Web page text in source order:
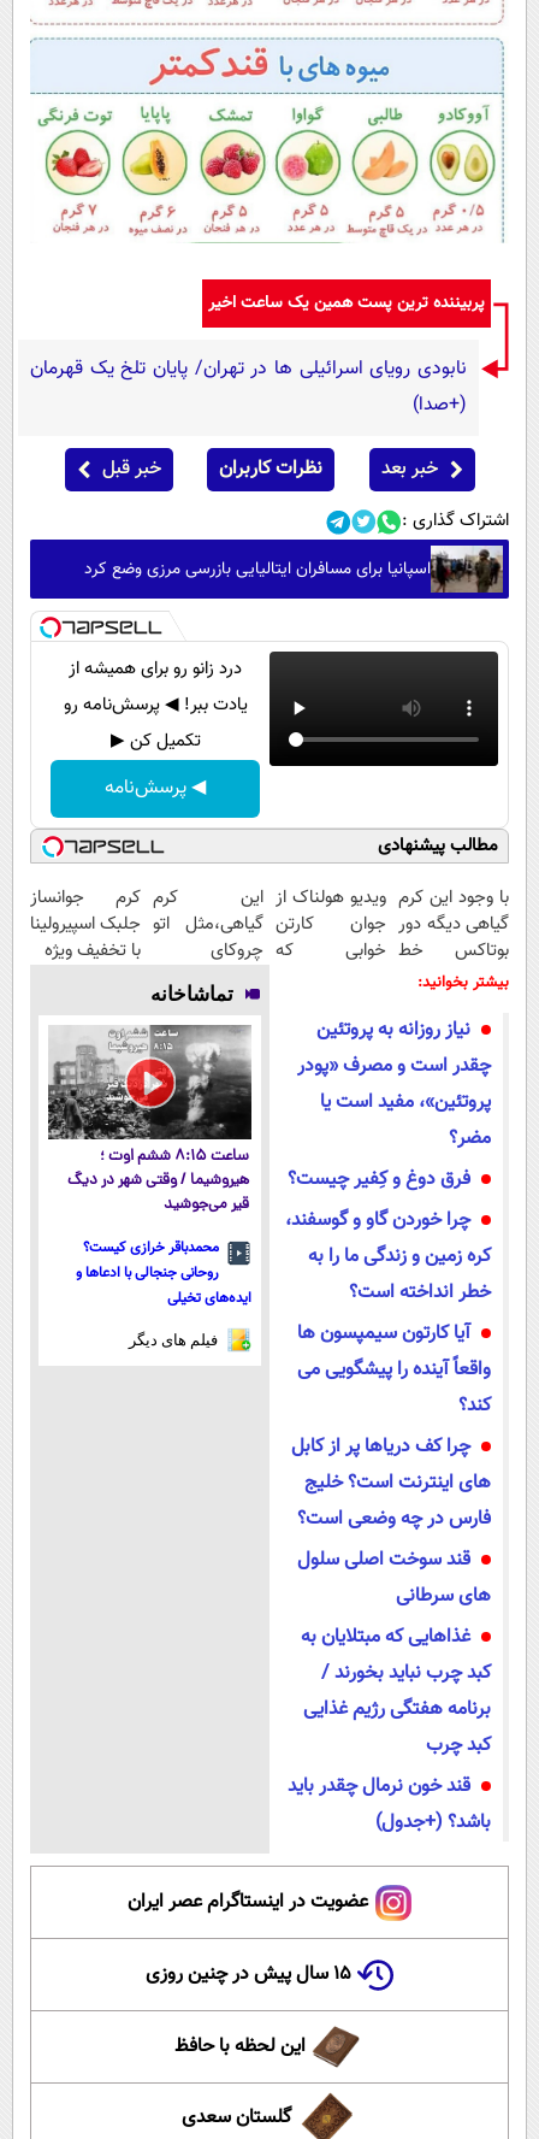
پربیننده ترین پست همین یک ساعت اخیر
نابودی رویای اسرائیلی ها در تهران/ پایان تلخ یک قهرمان
(+صدا)
خبر بعد نظرات کاربران خبر قبل
اشتراک گذاری :
اسپانیا برای مسافران ایتالیایی بازرسی مرزی وضع کرد
درد زانو رو برای همیشه از
یادت ببر! ◀ پرسش‌نامه رو
تکمیل کن ▶
◀ پرسش‌نامه
مطالب پیشنهادی
با وجود این کرم
گیاهی دیگه دور
بوتاکس خط
قرمز بکش!
ویدیو هولناک از
جوان کارتن
خوابی که
این کرم
گیاهی،مثل اتو
چروکای
پوستتوصاف
میکنه!50%تخفیف
کرم جوانساز
جلبک اسپیرولینا
با تخفیف ویژه
بیشتر بخوانید:
نیاز روزانه به پروتئین
چقدر است و مصرف «پودر
پروتئین»، مفید است یا
مضر؟
فرق دوغ و کِفیر چیست؟
چرا خوردن گاو و گوسفند،
کره زمین و زندگی ما را به
خطر انداخته است؟
آیا کارتون سیمپسون ها
واقعاً آینده را پیشگویی می
کند؟
چرا کف دریاها پر از کابل
های اینترنت است؟ خلیج
فارس در چه وضعی است؟
قند سوخت اصلی سلول
های سرطانی
غذاهایی که مبتلایان به
کبد چرب نباید بخورند /
برنامه هفتگی رژیم غذایی
کبد چرب
قند خون نرمال چقدر باید
باشد؟ (+جدول)
تماشاخانه
ساعت ۸:۱۵ ششم اوت ؛
هیروشیما / وقتی شهر در دیگ
قیر می‌جوشید
محمدباقر خرازی کیست؟
روحانی جنجالی با ادعاها و
ایده‌های تخیلی
فیلم های دیگر
عضویت در اینستاگرام عصر ایران
۱۵ سال پیش در چنین روزی
این لحظه با حافظ
گلستان سعدی